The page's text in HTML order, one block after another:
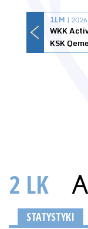
1LM |
WKK
2 LK
STATYSTYKI